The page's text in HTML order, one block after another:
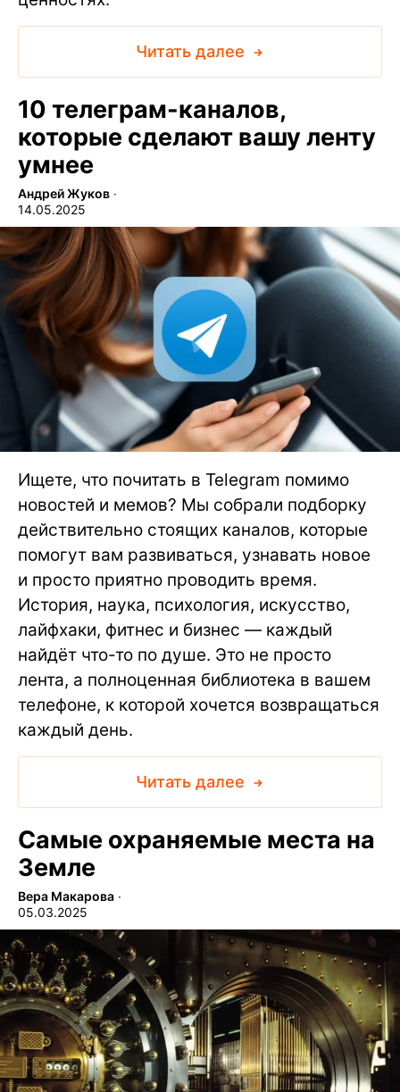
Читать далее
10 телеграм-каналов,
которые сделают вашу ленту
умнее
Андрей Жуков ∙
14.05.2025
Ищете, что почитать в Telegram помимо
новостей и мемов? Мы собрали подборку
действительно стоящих каналов, которые
помогут вам развиваться, узнавать новое
и просто приятно проводить время.
История, наука, психология, искусство,
лайфхаки, фитнес и бизнес — каждый
найдёт что-то по душе. Это не просто
лента, а полноценная библиотека в вашем
телефоне, к которой хочется возвращаться
каждый день.
Читать далее
Самые охраняемые места на
Земле
Вера Макарова ∙
05.03.2025